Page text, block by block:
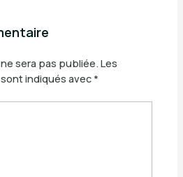
sera pas publiée. Les
indiqués avec *